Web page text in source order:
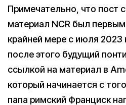
Примечательно, что пост
материал NCR был
крайней мере с июля 2023
после этого будущий
ссылкой на материал в
который начинается с
папа римский Франциск